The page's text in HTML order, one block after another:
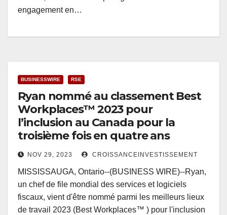
engagement en…
BUSINESSWIRE RSE
Ryan nommé au classement Best
Workplaces™ 2023 pour
l’inclusion au Canada pour la
troisième fois en quatre ans
NOV 29, 2023 CROISSANCEINVESTISSEMENT
MISSISSAUGA, Ontario--(BUSINESS WIRE)--Ryan,
un chef de file mondial des services et logiciels
fiscaux, vient d'être nommé parmi les meilleurs lieux
de travail 2023 (Best Workplaces™ ) pour l'inclusion